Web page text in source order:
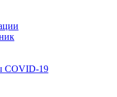
COVID-19